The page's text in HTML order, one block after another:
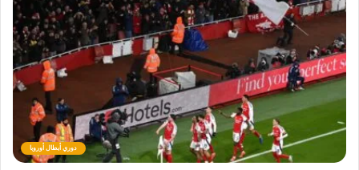
دوري أبطال أوروبا